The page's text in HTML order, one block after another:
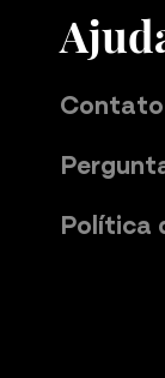
Contato
Política